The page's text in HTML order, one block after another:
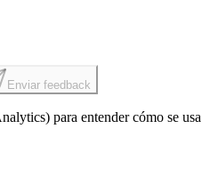
Enviar feedback
para entender cómo se